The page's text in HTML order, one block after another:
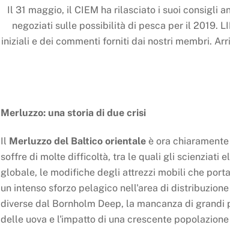
Il 31 maggio, il CIEM ha rilasciato i suoi consigli
negoziati sulle possibilità di pesca per il 2019.
iniziali e dei commenti forniti dai nostri membri.
Merluzzo: una storia di due crisi
Il Merluzzo del Baltico orientale è ora
soffre di molte difficoltà, tra le quali gli scienziati
globale, le modifiche degli attrezzi mobili che
un intenso sforzo pelagico nell'area di
diverse dal Bornholm Deep, la mancanza di
delle uova e l'impatto di una crescente